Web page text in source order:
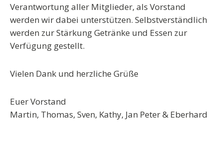
Verantwortung aller Mitglieder, als Vorstand
werden wir dabei unterstützen. Selbstverständlich
werden zur Stärkung Getränke und Essen zur
Verfügung gestellt.
Vielen Dank und herzliche Grüße
Euer Vorstand
Martin, Thomas, Sven, Kathy, Jan Peter & Eberhard